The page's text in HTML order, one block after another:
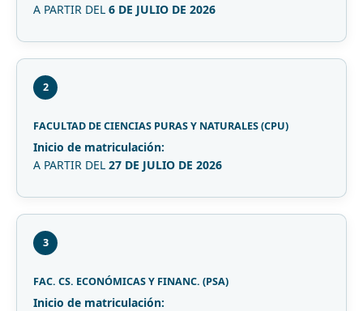
A PARTIR DEL 6 DE JULIO DE 2026
2
FACULTAD DE CIENCIAS PURAS Y NATURALES (CPU)
Inicio de matriculación:
A PARTIR DEL 27 DE JULIO DE 2026
3
FAC. CS. ECONÓMICAS Y FINANC. (PSA)
Inicio de matriculación: